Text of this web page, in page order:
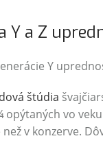
Y a Z
Y
štúdia
vo
v konzerve.